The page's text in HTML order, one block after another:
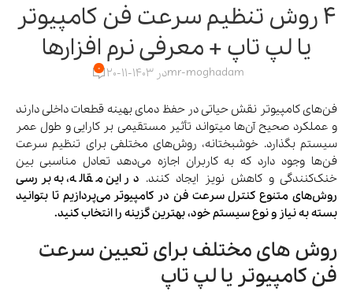
4 روش تنظیم سرعت فن کامپیوتر
یا لپ تاپ + معرفی نرم افزارها
mr-moghadamدر 1403-11-20 0
فن‌های کامپیوتر نقش حیاتی در حفظ دمای بهینه‌ قطعات داخلی دارند
و عملکرد صحیح آن‌ها میتواند تأثیر مستقیمی بر کارایی و طول عمر
سیستم بگذارد. خوشبختانه، روش‌های مختلفی برای تنظیم سرعت
فن‌ها وجود دارد که به کاربران اجازه می‌دهد تعادل مناسبی بین
خنک‌کنندگی و کاهش نویز ایجاد کنند. در این مقاله، به بررسی
روش‌های متنوع کنترل سرعت فن در کامپیوتر می‌پردازیم تا بتوانید
بسته به نیاز و نوع سیستم خود، بهترین گزینه را انتخاب کنید.
روش های مختلف برای تعیین سرعت
فن کامپیوتر یا لپ تاپ